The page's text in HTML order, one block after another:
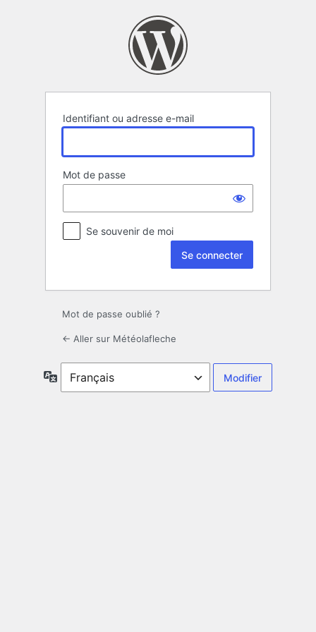
Identifiant ou adresse e-mail
Mot de passe
Se souvenir de moi
Mot de passe oublié ?
← Aller sur Météolafleche
Langue